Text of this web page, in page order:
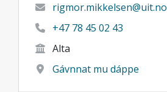
rigmor.mikkelsen@uit.no
+47 78 45 02 43
Alta
Gávnnat mu dáppe